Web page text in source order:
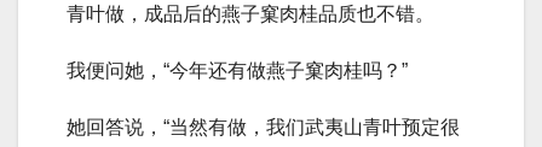
青叶做，成品后的燕子窠肉桂品质也不错。
我便问她，“今年还有做燕子窠肉桂吗？”
她回答说，“当然有做，我们武夷山青叶预定很